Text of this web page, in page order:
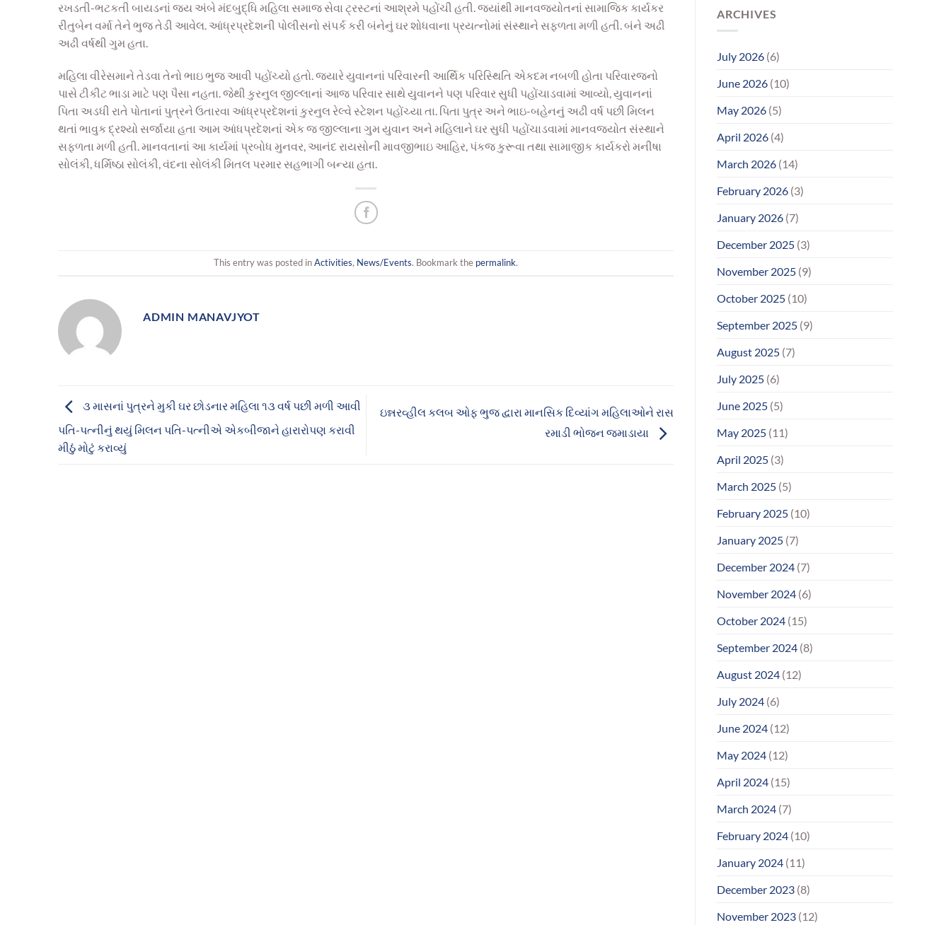
રખડતી-ભટકતી બાયડનાં જય અંબે મંદબુદ્ધિ મહિલા સમાજ સેવા ટ્રસ્ટનાં આશ્રમે પહોંચી હતી. જ્યાંથી માનવજ્યોતનાં સામાજિક કાર્યકર
રીતુબેન વર્મા તેને ભુજ તેડી આવેલ. આંધ્રપ્રદેશની પોલીસનો સંપર્ક કરી બંનેનું ઘર શોધવાના પ્રયત્નોમાં સંસ્થાને સફળતા મળી હતી. બંને અઢી
અઢી વર્ષથી ગુમ હતા.
મહિલા વીરેસમાને તેડવા તેનો ભાઇ ભુજ આવી પહોંચ્યો હતો. જયારે યુવાનનાં પરિવારની આર્થિક પરિસ્થિતિ એકદમ નબળી હોતા પરિવારજનો
પાસે ટીકીટ ભાડા માટે પણ પૈસા નહતા. જેથી કુરનુલ જીલ્લાનાં આજ પરિવાર સાથે યુવાનને પણ પરિવાર સુધી પહોંચાડવામાં આવ્યો, યુવાનનાં
પિતા અડધી રાતે પોતાનાં પુત્રને ઉતારવા આંધ્રપ્રદેશનાં કુરનુલ રેલ્વે સ્ટેશન પહોંચ્યા તા. પિતા પુત્ર અને ભાઇ-બહેનનું અઢી વર્ષ પછી મિલન
થતાં ભાવુક દ્રશ્યો સર્જાયા હતા આમ આંધપ્રદેશનાં એક જ જીલ્લાના ગુમ યુવાન અને મહિલાને ઘર સુધી પહોંચાડવામાં માનવજ્યોત સંસ્થાને
સફળતા મળી હતી. માનવતાનાં આ કાર્યમાં પ્રબોધ મુનવર, આનંદ રાયસોની માવજીભાઇ આહિર, પંકજ કુરૂવા તથા સામાજીક કાર્યકરો મનીષા
સોલંકી, ધર્મિષ્ઠા સોલંકી, વંદના સોલંકી મિતલ પરમાર સહભાગી બન્યા હતા.
This entry was posted inActivities, News/Events. Bookmark the permalink.
ADMIN MANAVJYOT
૩ માસનાં પુત્રને મુકી ઘર છોડનાર મહિલા ૧૩ વર્ષ પછી મળી આવી
પતિ-પત્નીનું થયું મિલન પતિ-પત્નીએ એકબીજાને હારારોપણ કરાવી
મીઠું મોટું કરાવ્યું
ઇન્નરવ્હીલ કલબ ઓફ ભુજ દ્વારા માનસિક દિવ્યાંગ મહિલાઓને રાસ
રમાડી ભોજન જમાડાયા
ARCHIVES
July 2026 (6)
June 2026 (10)
May 2026 (5)
April 2026 (4)
March 2026 (14)
February 2026 (3)
January 2026 (7)
December 2025 (3)
November 2025 (9)
October 2025 (10)
September 2025 (9)
August 2025 (7)
July 2025 (6)
June 2025 (5)
May 2025 (11)
April 2025 (3)
March 2025 (5)
February 2025 (10)
January 2025 (7)
December 2024 (7)
November 2024 (6)
October 2024 (15)
September 2024 (8)
August 2024 (12)
July 2024 (6)
June 2024 (12)
May 2024 (12)
April 2024 (15)
March 2024 (7)
February 2024 (10)
January 2024 (11)
December 2023 (8)
November 2023 (12)